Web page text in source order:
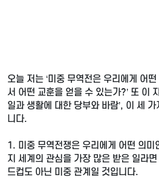
오늘 저는 ‘미중 무역전은 우리에게 어
서 어떤 교훈을 얻을 수 있는가?’ 또 이
일과 생활에 대한 당부와 바람’, 이 세
니다.
1. 미중 무역전쟁은 우리에게 어떤 의
지 세계의 관심을 가장 많은 받은 일라
드컵도 아닌 미중 관계일 것입니다.